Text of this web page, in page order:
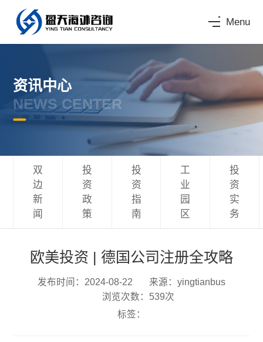
Menu
资讯中心
NEWS CENTER
双
边
新
闻
投
资
政
策
投
资
指
南
工
业
园
区
投
资
实
务
欧美投资 | 德国公司注册全攻略
发布时间：2024-08-22
来源：yingtianbus
浏览次数：539次
标签：